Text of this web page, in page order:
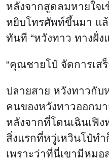
หลังจากสูดลมหายใจ
หยิบโทรศัพท์ขึ้นมา แ
ทันที “หวังทาว ทางฝั่ง
“คุณชายโป๋ จัดการเส
ปลายสาย หวังทาวกับ
คนของหวังทาวออกม
หลังจากที่โดนเฉินเฟิง
สิ่งแรกที่หวู่เหวินโป๋ท
เพราะว่าที่นี่เขามีหม